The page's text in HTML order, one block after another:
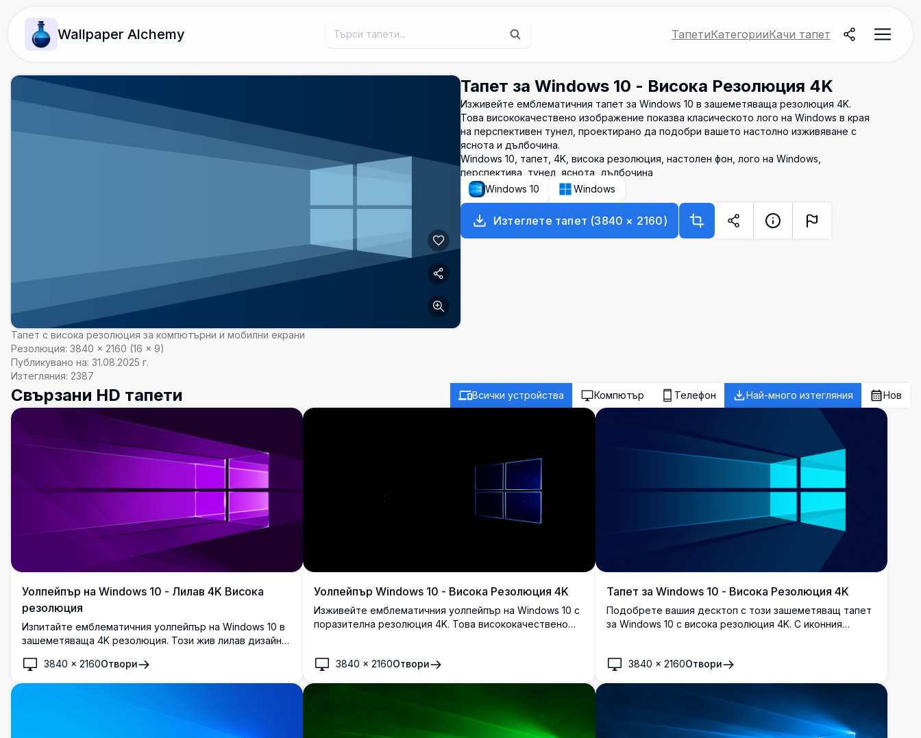
Wallpaper Alchemy ТапетиКатегорииКачи тапет
Тапет с висока резолюция за компютърни и мобилни екрани
Резолюция: 3840 × 2160 (16 × 9)
Публикувано на: 31.08.2025 г.
Изтегляния: 2387
Тапет за Windows 10 - Висока Резолюция 4K
Изживейте емблематичния тапет за Windows 10 в зашеметяваща резолюция 4K.
Това висококачествено изображение показва класическото лого на Windows в края
на перспективен тунел, проектирано да подобри вашето настолно изживяване с
яснота и дълбочина.
Windows 10, тапет, 4K, висока резолюция, настолен фон, лого на Windows,
перспектива, тунел, яснота, дълбочина
Windows 10
Windows
Изтеглете тапет (3840 × 2160)
Свързани HD тапети Всички устройства Компютър Телефон Най-много изтегляния Нов
Уолпейпър на Windows 10 - Лилав 4K Висока
резолюция
Изпитайте емблематичния уолпейпър на Windows 10 в
зашеметяваща 4K резолюция. Този жив лилав дизайн
лъскавите си, отражателни повърхности и дълбочина,
перфектен за подобряване на визуалната
3840 × 2160Отвори
Уолпейпър Windows 10 - Висока Резолюция 4K
Изживейте емблематичния уолпейпър на Windows 10 с
поразителна резолюция 4K. Това висококачествено
визуалното привличане на вашия десктоп. Идеален за
3840 ×2160Отвори
Тапет за Windows 10 - Висока Резолюция 4K
Подобрете вашия десктоп с този зашеметяващ тапет
за Windows 10 с висока резолюция 4K. С иконния
които искат да персонализират своя Windows 10 опит с
3840 × 2160Отвори